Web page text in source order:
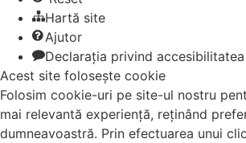
Hartă site
Ajutor
Declarația privind
Acest site folosește cookie
Folosim cookie-uri pe site-ul nostru
mai relevantă experiență, reținând
dumneavoastră. Prin efectuarea unui